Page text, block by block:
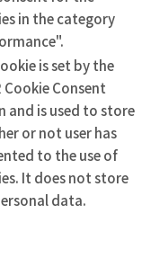
in the category
is set by the
Cookie Consent
and is used to store
or not user has
to the use of
It does not store
data.